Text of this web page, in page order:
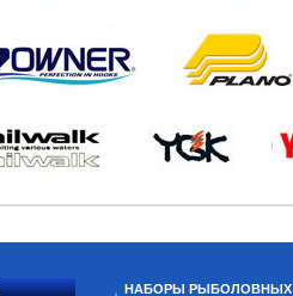
НАБОРЫ РЫБОЛОВНЫХ